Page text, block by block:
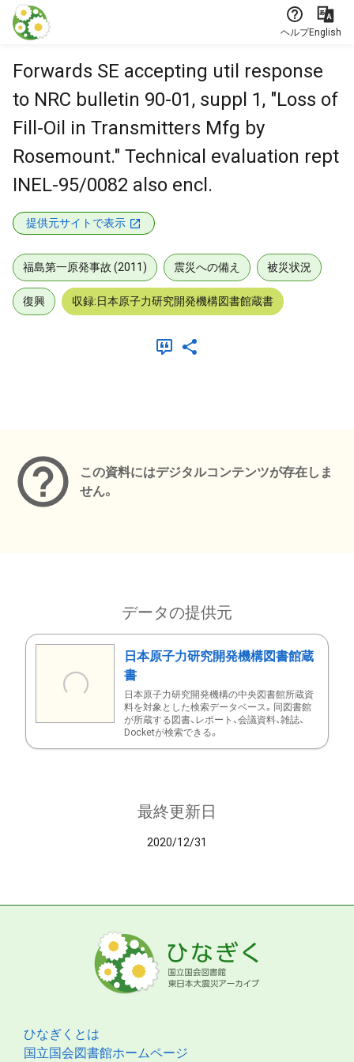
本文に飛ぶ
ヘルプEnglish
Forwards SE accepting util response
to NRC bulletin 90-01, suppl 1, "Loss of
Fill-Oil in Transmitters Mfg by
Rosemount." Technical evaluation rept
INEL-95/0082 also encl.
提供元サイトで表示
福島第一原発事故 (2011) 震災への備え 被災状況
復興 収録:日本原子力研究開発機構図書館蔵書
この資料にはデジタルコンテンツが存在しま
せん。
データの提供元
日本原子力研究開発機構図書館蔵
書
日本原子力研究開発機構の中央図書館所蔵資
料を対象とした検索データベース。同図書館
が所蔵する図書、レポート、会議資料、雑誌、
Docketが検索できる。
最終更新日
2020/12/31
ひなぎくとは
国立国会図書館ホームページ